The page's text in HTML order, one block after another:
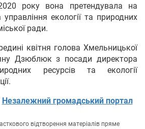
року вона претендувала на
екології та природних
ради.
квітня голова Хмельницької
Дзюблюк з посади директора
ресурсів та екології
Незалежний громадський портал
відтворення матеріалів пряме